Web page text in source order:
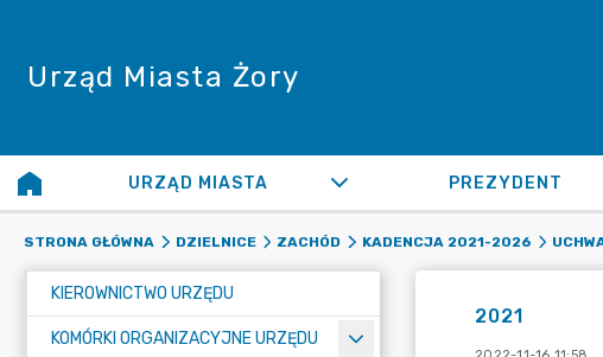
Urząd Miasta Żory
URZĄD MIASTA PREZYDENT
STRONA GŁÓWNA DZIELNICE ZACHÓD KADENCJA 2021-2026
KIEROWNICTWO URZĘDU
KOMÓRKI ORGANIZACYJNE URZĘDU
2021